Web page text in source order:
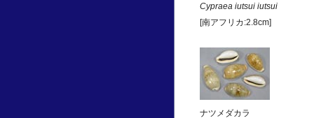
Cypraea iutsui iutsui
[南アフリカ:2.8cm]
ナツメダカラ